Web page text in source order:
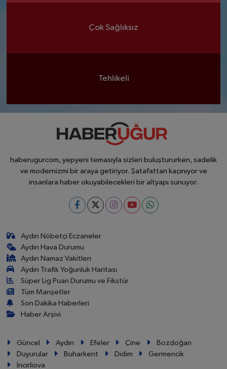
Çok Sağlıksız
Tehlikeli
haberugurcom, yepyeni temasıyla sizleri buluştururken, sadelik
ve modernizmi bir araya getiriyor. Şatafattan kaçınıyor ve
insanlara haber okuyabilecekleri bir altyapı sunuyor.
Aydın Nöbetçi Eczaneler
Aydın Hava Durumu
Aydın Namaz Vakitleri
Aydın Trafik Yoğunluk Haritası
Süper Lig Puan Durumu ve Fikstür
Tüm Manşetler
Son Dakika Haberleri
Haber Arşivi
Güncel Aydın Efeler Çine
Bozdoğan
Duyurular
Buharkent Didim
Germencik
İncirliova